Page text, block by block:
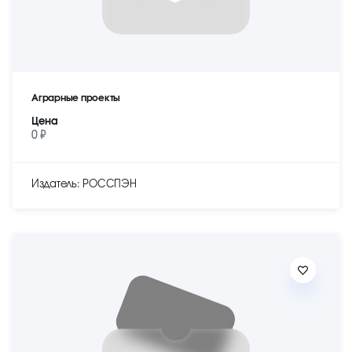
Аграрные проекты
Цена
0 ₽
Издатель: РОССПЭН